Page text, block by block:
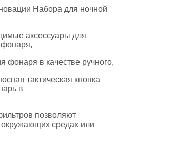
Набора для ночной
аксессуары для
фонаря в качестве ручного,
тактическая кнопка
в
позволяют
средах или